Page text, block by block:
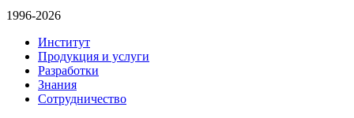
1996-2026
Институт
Продукция и услуги
Разработки
Знания
Сотрудничество